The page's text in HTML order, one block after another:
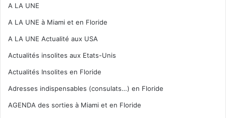
A LA UNE
A LA UNE à Miami et en Floride
A LA UNE Actualité aux USA
Actualités insolites aux Etats-Unis
Actualités Insolites en Floride
Adresses indispensables (consulats…) en Floride
AGENDA des sorties à Miami et en Floride